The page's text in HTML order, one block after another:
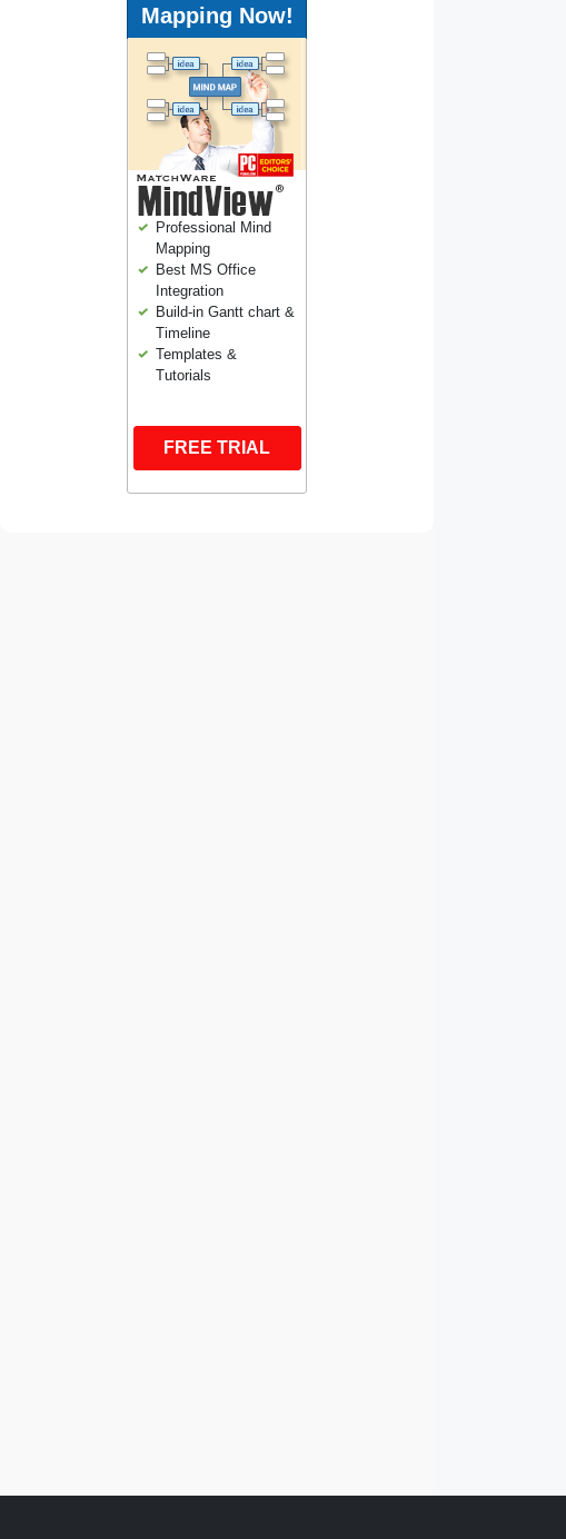
Mapping Now!
Professional Mind
Mapping
Best MS Office
Integration
Build-in Gantt chart &
Timeline
Templates &
Tutorials
FREE TRIAL